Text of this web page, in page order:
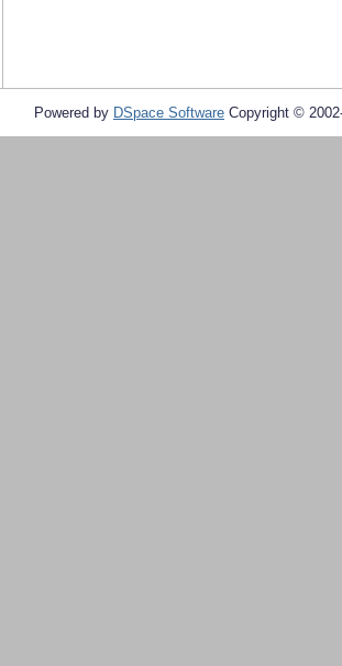
Powered by DSpace Software Copyright ©